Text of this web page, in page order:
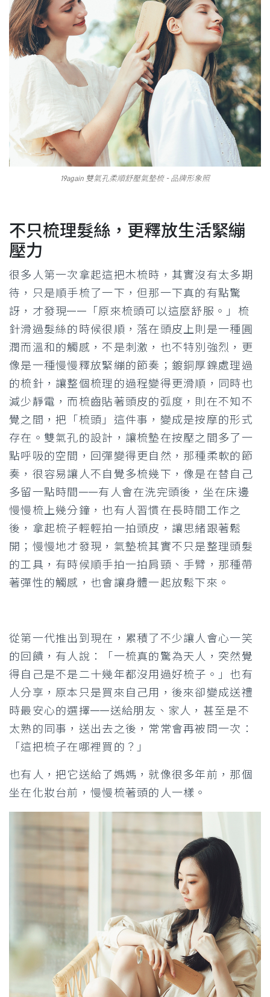
19again 雙氣孔柔順舒壓氣墊梳 - 品牌形象照
不只梳理髮絲，更釋放生活緊繃
壓力
很多人第一次拿起這把木梳時，其實沒有太多期
待，只是順手梳了一下，但那一下真的有點驚
訝，才發現——「原來梳頭可以這麼舒服。」梳
針滑過髮絲的時候很順，落在頭皮上則是一種圓
潤而溫和的觸感，不是刺激，也不特別強烈，更
像是一種慢慢釋放緊繃的節奏；鍍銅厚鎳處理過
的梳針，讓整個梳理的過程變得更滑順，同時也
減少靜電，而梳齒貼著頭皮的弧度，則在不知不
覺之間，把「梳頭」這件事，變成是按摩的形式
存在。雙氣孔的設計，讓梳墊在按壓之間多了一
點呼吸的空間，回彈變得更自然，那種柔軟的節
奏，很容易讓人不自覺多梳幾下，像是在替自己
多留一點時間——有人會在洗完頭後，坐在床邊
慢慢梳上幾分鐘，也有人習慣在長時間工作之
後，拿起梳子輕輕拍一拍頭皮，讓思緒跟著鬆
開；慢慢地才發現，氣墊梳其實不只是整理頭髮
的工具，有時候順手拍一拍肩頸、手臂，那種帶
著彈性的觸感，也會讓身體一起放鬆下來。
從第一代推出到現在，累積了不少讓人會心一笑
的回饋，有人說：「一梳真的驚為天人，突然覺
得自己是不是二十幾年都沒用過好梳子。」也有
人分享，原本只是買來自己用，後來卻變成送禮
時最安心的選擇——送給朋友、家人，甚至是不
太熟的同事，送出去之後，常常會再被問一次：
「這把梳子在哪裡買的？」
也有人，把它送給了媽媽，就像很多年前，那個
坐在化妝台前，慢慢梳著頭的人一樣。